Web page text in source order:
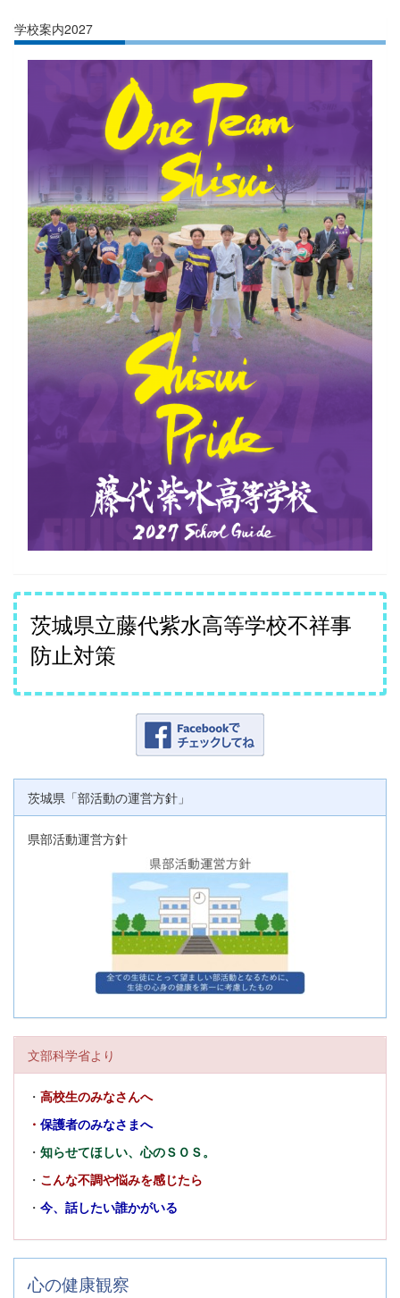
学校案内2027
茨城県立藤代紫水高等学校不祥事
防止対策
茨城県「部活動の運営方針」
県部活動運営方針
文部科学省より
・ 高校生のみなさんへ
・ 保護者のみなさまへ
・ 知らせてほしい、心のＳＯＳ。
・ こんな不調や悩みを感じたら
・ 今、話したい誰かがいる
心の健康観察